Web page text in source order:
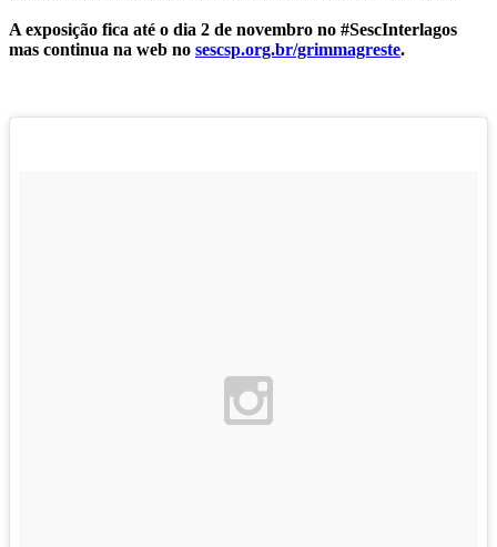
A exposição fica até o dia 2 de novembro no #SescInterlagos
mas continua na web no sescsp.org.br/grimmagreste.